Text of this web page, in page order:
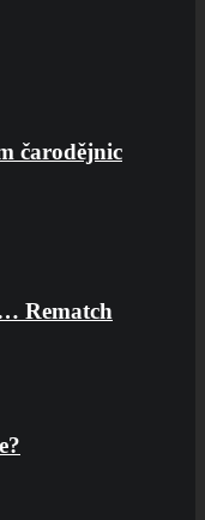
čarodějnic
Rematch